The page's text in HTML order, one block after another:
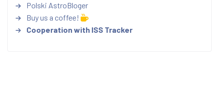
Polski AstroBloger
Buy us a coffee!
Cooperation with ISS Tracker